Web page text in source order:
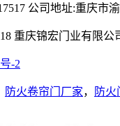
公司地址:重庆市
重庆锦宏门业有限公
-2
防火卷帘门厂家， 防